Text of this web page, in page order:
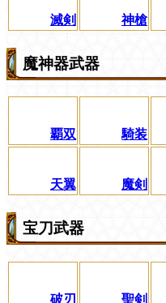
滅剣 神槍
魔神器武器
覇双 騎装
天翼 魔剣
宝刀武器
破刃 聖剣